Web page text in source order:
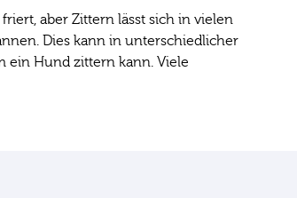
aber Zittern lässt sich in vielen
Dies kann in unterschiedlicher
ein Hund zittern kann. Viele